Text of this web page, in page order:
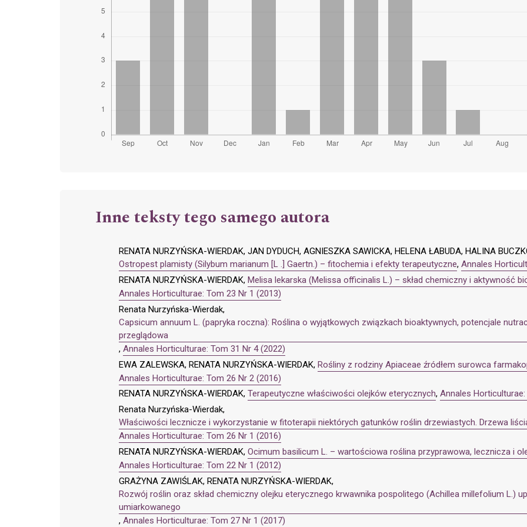
Inne teksty tego samego autora
RENATA NURZYŃSKA-WIERDAK, JAN DYDUCH, AGNIESZKA SAWICKA, HELENA ŁABUDA, HALINA
Ostropest plamisty (Silybum marianum [L .] Gaertn.) – fitochemia i efekty terapeutyczne, Annales
RENATA NURZYŃSKA-WIERDAK, Melisa lekarska (Melissa officinalis L.) – skład chemiczny i aktywność
Annales Horticulturae: Tom 23 Nr 1 (2013)
Renata Nurzyńska-Wierdak,
Capsicum annuum L. (papryka roczna): Roślina o wyjątkowych związkach bioaktywnych, potencjale
przeglądowa
, Annales Horticulturae: Tom 31 Nr 4 (2022)
EWA ZALEWSKA, RENATA NURZYŃSKA-WIERDAK, Rośliny z rodziny Apiaceae źródłem surowca
Annales Horticulturae: Tom 26 Nr 2 (2016)
RENATA NURZYŃSKA-WIERDAK, Terapeutyczne właściwości olejków eterycznych, Annales
Renata Nurzyńska-Wierdak,
Właściwości lecznicze i wykorzystanie w fitoterapii niektórych gatunków roślin drzewiastych. Drzewa
Annales Horticulturae: Tom 26 Nr 1 (2016)
RENATA NURZYŃSKA-WIERDAK, Ocimum basilicum L. – wartościowa roślina przyprawowa, lecznicza i
Annales Horticulturae: Tom 22 Nr 1 (2012)
GRAŻYNA ZAWIŚLAK, RENATA NURZYŃSKA-WIERDAK,
Rozwój roślin oraz skład chemiczny olejku eterycznego krwawnika pospolitego (Achillea millefolium L.)
umiarkowanego
, Annales Horticulturae: Tom 27 Nr 1 (2017)